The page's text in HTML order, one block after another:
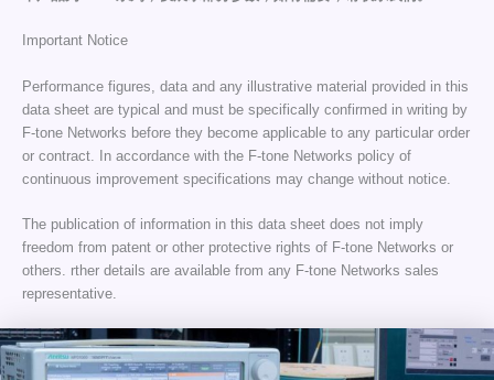
Important Notice
Performance figures, data and any illustrative material provided in this
data sheet are typical and must be specifically confirmed in writing by
F-tone Networks before they become applicable to any particular order
or contract. In accordance with the F-tone Networks policy of
continuous improvement specifications may change without notice.
The publication of information in this data sheet does not imply
freedom from patent or other protective rights of F-tone Networks or
others. rther details are available from any F-tone Networks sales
representative.